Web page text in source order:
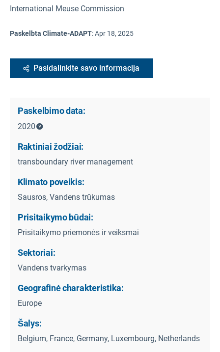
International Meuse Commission
Paskelbta Climate-ADAPT:Apr 18, 2025
Pasidalinkite savo informacija
Paskelbimo data:
2020
Raktiniai žodžiai:
transboundary river management
Klimato poveikis:
Sausros, Vandens trūkumas
Prisitaikymo būdai:
Prisitaikymo priemonės ir veiksmai
Sektoriai:
Vandens tvarkymas
Geografinė charakteristika:
Europe
Šalys:
Belgium, France, Germany, Luxembourg, Netherlands